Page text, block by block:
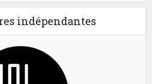
indépendantes